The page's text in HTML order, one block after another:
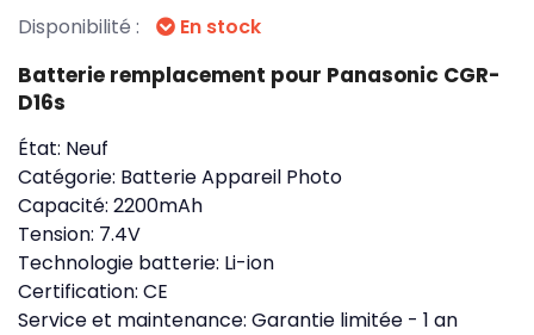
Disponibilité : En stock
Batterie remplacement pour Panasonic CGR-
D16s
État: Neuf
Catégorie: Batterie Appareil Photo
Capacité: 2200mAh
Tension: 7.4V
Technologie batterie: Li-ion
Certification: CE
Service et maintenance: Garantie limitée - 1 an